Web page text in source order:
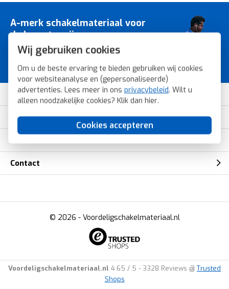
Wij gebruiken cookies
Om u de beste ervaring te bieden gebruiken wij cookies
voor websiteanalyse en (gepersonaliseerde)
advertenties. Lees meer in ons privacybeleid. Wilt u
alleen noodzakelijke cookies? Klik dan hier.
Cookies accepteren
A-merk schakelmateriaal voor
de laagste prijs.
Bestel snel, veilig en eenvoudig bij
Klantenservice
Mijn account
Contact
© 2026 - Voordeligschakelmateriaal.nl
Voordeligschakelmateriaal.nl 4.65 / 5 - 3328 Reviews @ Trusted
Shops